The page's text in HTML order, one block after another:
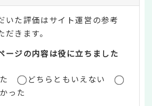
いた評価はサイト運営の参考
きます。
ージの内容は役に立ちました
どちらともいえない
った